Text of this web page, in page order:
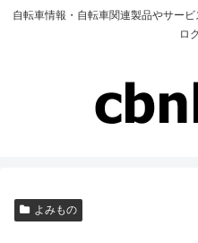
自転車情報・自転車関連製品やサー
ロ
よみもの